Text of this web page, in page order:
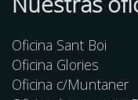
Oficina Sant Boi
Oficina Glories
Oficina c/Muntaner